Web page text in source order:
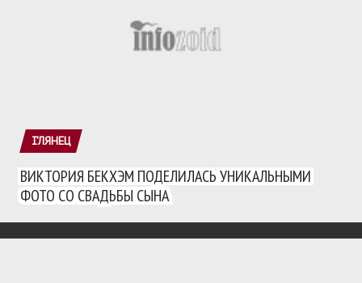
ГЛЯНЕЦ
ВИКТОРИЯ БЕКХЭМ ПОДЕЛИЛАСЬ УНИКАЛЬНЫМИ
ФОТО СО СВАДЬБЫ СЫНА